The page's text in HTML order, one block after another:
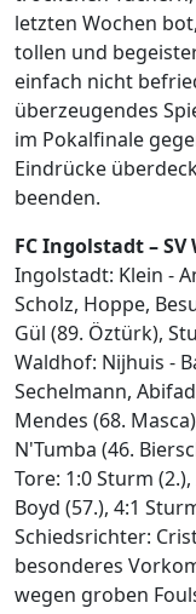
letzten Wochen
tollen und
einfach nicht
überzeugendes
im Pokalfinale
Eindrücke
beenden.
FC Ingolstadt – SV
Ingolstadt: Klein -
Scholz, Hoppe,
Gül (89. Öztürk),
Waldhof: Nijhuis -
Sechelmann,
Mendes (68.
N'Tumba (46.
Tore: 1:0 Sturm (2.),
Boyd (57.), 4:1
Schiedsrichter:
besonderes
wegen groben